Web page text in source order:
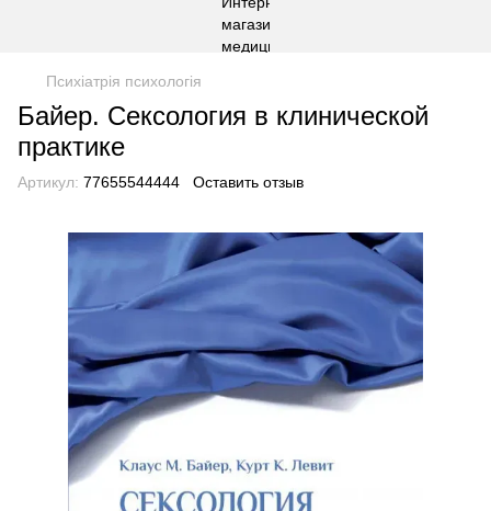
Психіатрія психологія
Байер. Сексология в клинической
практике
Артикул: 77655544444 Оставить отзыв